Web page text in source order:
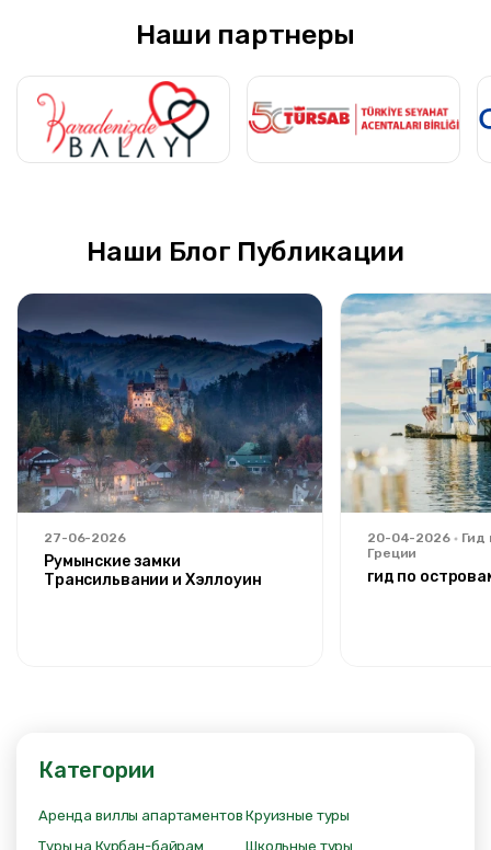
Наши партнеры
Наши Блог Публикации
27-06-2026
Румынские замки
Трансильвании и Хэллоуин
20-04-2026
Гид
Греции
гид по
Категории
Аренда виллы апартаментов Круизные туры
Туры на Курбан-байрам
Школьные туры